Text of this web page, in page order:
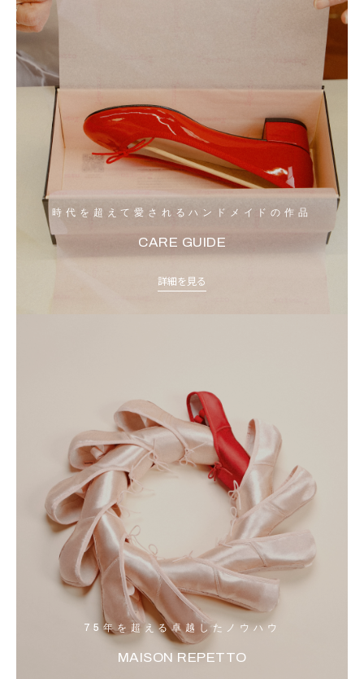
時代を超えて愛されるハンドメイドの作品
CARE GUIDE
詳細を見る
75年を超える卓越したノウハウ
MAISON REPETTO